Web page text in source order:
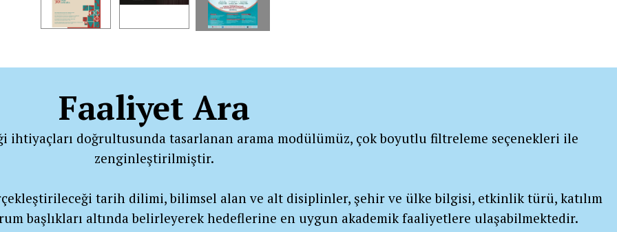
Faaliyet Ara
ihtiyaçları doğrultusunda tasarlanan arama modülümüz, çok boyutlu filtreleme seçenekleri ile
zenginleştirilmiştir.
tarih dilimi, bilimsel alan ve alt disiplinler, şehir ve ülke bilgisi, etkinlik türü, katılım
başlıkları altında belirleyerek hedeflerine en uygun akademik faaliyetlere ulaşabilmektedir.